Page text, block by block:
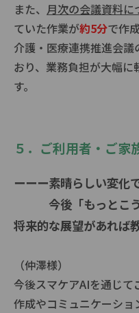
また、 月次の会議資料に
ていた作業が約5分で作
介護・医療連携推進会
おり、業務負担が大幅に
す。
５．ご利用者・ご家
ーーー素晴らしい変化
今後「もっとこう
将来的な展望があれば
（仲澤様）
今後スマケアAIを通じて
作成やコミュニケーシ